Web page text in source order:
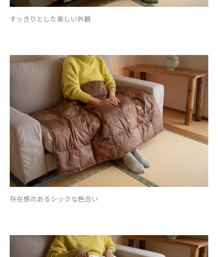
すっきりとした美しい外観
存在感のあるシックな色合い